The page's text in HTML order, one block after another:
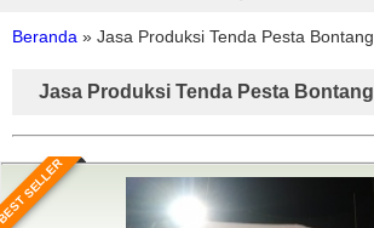
Beranda » Jasa Produksi Tenda Pesta Bontang
Jasa Produksi Tenda Pesta Bontang
SELLER